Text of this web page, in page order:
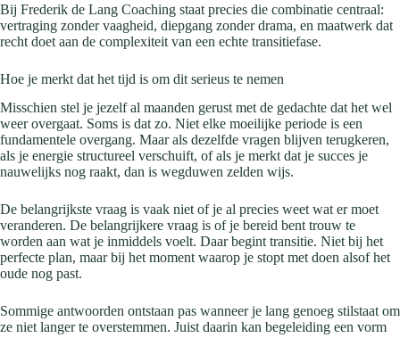
Bij Frederik de Lang Coaching staat precies die combinatie centraal:
vertraging zonder vaagheid, diepgang zonder drama, en maatwerk dat
recht doet aan de complexiteit van een echte transitiefase.
Hoe je merkt dat het tijd is om dit serieus te nemen
Misschien stel je jezelf al maanden gerust met de gedachte dat het wel
weer overgaat. Soms is dat zo. Niet elke moeilijke periode is een
fundamentele overgang. Maar als dezelfde vragen blijven terugkeren,
als je energie structureel verschuift, of als je merkt dat je succes je
nauwelijks nog raakt, dan is wegduwen zelden wijs.
De belangrijkste vraag is vaak niet of je al precies weet wat er moet
veranderen. De belangrijkere vraag is of je bereid bent trouw te
worden aan wat je inmiddels voelt. Daar begint transitie. Niet bij het
perfecte plan, maar bij het moment waarop je stopt met doen alsof het
oude nog past.
Sommige antwoorden ontstaan pas wanneer je lang genoeg stilstaat om
ze niet langer te overstemmen. Juist daarin kan begeleiding een vorm